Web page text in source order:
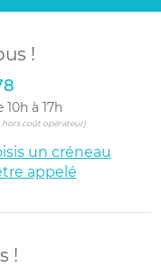
!
à 17h
hors coût opérateur)
un créneau
appelé
!